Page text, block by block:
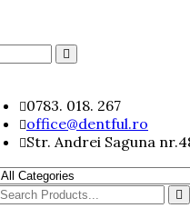
0783. 018. 267
office@dentful.ro
Str. Andrei Saguna
Search